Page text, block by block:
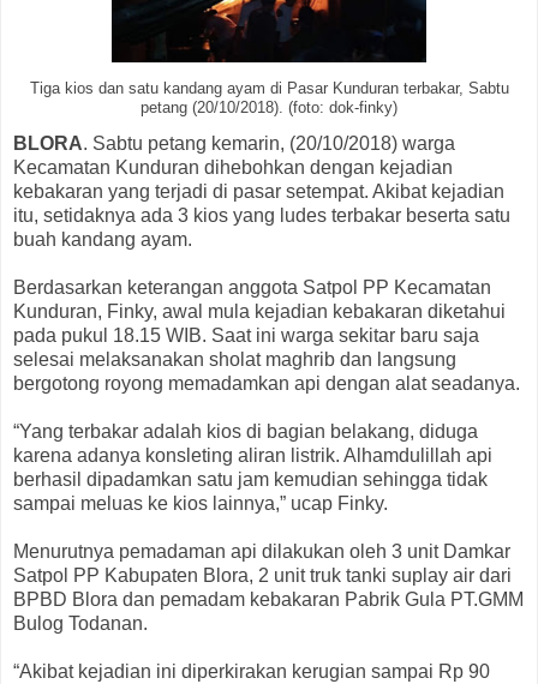
Tiga kios dan satu kandang ayam di Pasar Kunduran terbakar, Sabtu
petang (20/10/2018). (foto: dok-finky)
BLORA. Sabtu petang kemarin, (20/10/2018) warga
Kecamatan Kunduran dihebohkan dengan kejadian
kebakaran yang terjadi di pasar setempat. Akibat kejadian
itu, setidaknya ada 3 kios yang ludes terbakar beserta satu
buah kandang ayam.
Berdasarkan keterangan anggota Satpol PP Kecamatan
Kunduran, Finky, awal mula kejadian kebakaran diketahui
pada pukul 18.15 WIB. Saat ini warga sekitar baru saja
selesai melaksanakan sholat maghrib dan langsung
bergotong royong memadamkan api dengan alat seadanya.
“Yang terbakar adalah kios di bagian belakang, diduga
karena adanya konsleting aliran listrik. Alhamdulillah api
berhasil dipadamkan satu jam kemudian sehingga tidak
sampai meluas ke kios lainnya,” ucap Finky.
Menurutnya pemadaman api dilakukan oleh 3 unit Damkar
Satpol PP Kabupaten Blora, 2 unit truk tanki suplay air dari
BPBD Blora dan pemadam kebakaran Pabrik Gula PT.GMM
Bulog Todanan.
“Akibat kejadian ini diperkirakan kerugian sampai Rp 90